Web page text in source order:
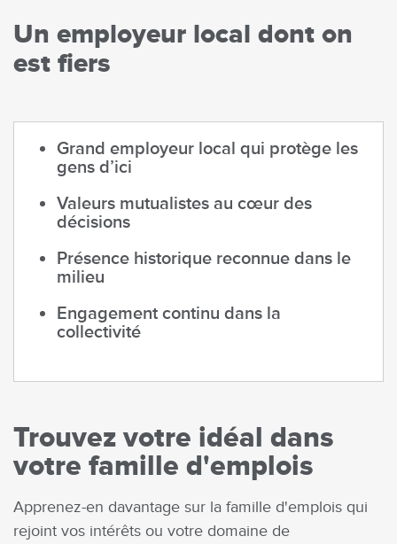
Un employeur local dont on
est fiers
Grand employeur local qui protège les
gens d’ici
Valeurs mutualistes au cœur des
décisions
Présence historique reconnue dans le
milieu
Engagement continu dans la
collectivité
Trouvez votre idéal dans
votre famille d'emplois
Apprenez-en davantage sur la famille d'emplois qui
rejoint vos intérêts ou votre domaine de